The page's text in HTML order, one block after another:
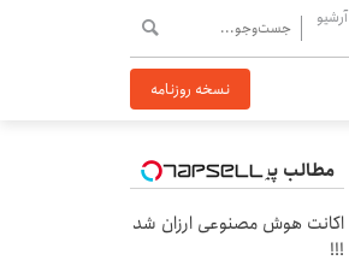
آرشیو
نسخه روزنامه
مطالب پیشنهادی
اکانت هوش مصنوعی ارزان شد
!!!